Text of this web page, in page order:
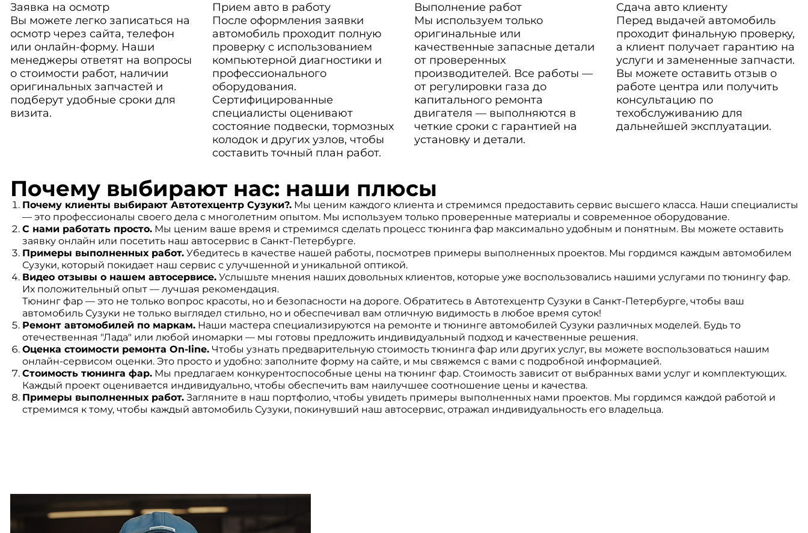
Заявка на осмотр
Вы можете легко записаться на
осмотр через сайта, телефон
или онлайн-форму. Наши
менеджеры ответят на вопросы
о стоимости работ, наличии
оригинальных запчастей и
подберут удобные сроки для
визита.
Прием авто в работу
После оформления заявки
автомобиль проходит полную
проверку с использованием
компьютерной диагностики и
профессионального
оборудования.
Сертифицированные
специалисты оценивают
состояние подвески, тормозных
колодок и других узлов, чтобы
составить точный план работ.
Выполнение работ
Мы используем только
оригинальные или
качественные запасные детали
от проверенных
производителей. Все работы —
от регулировки газа до
капитального ремонта
двигателя — выполняются в
четкие сроки с гарантией на
установку и детали.
Сдача авто клиенту
Перед выдачей автомобиль
проходит финальную проверку,
а клиент получает гарантию на
услуги и замененные запчасти.
Вы можете оставить отзыв о
работе центра или получить
консультацию по
техобслуживанию для
дальнейшей эксплуатации.
Почему выбирают нас: наши плюсы
Почему клиенты выбирают Автотехцентр Сузуки?.Мы ценим каждого клиента и стремимся предоставить сервис высшего класса. Наши специалисты
— это профессионалы своего дела с многолетним опытом. Мы используем только проверенные материалы и современное оборудование.
С нами работать просто.Мы ценим ваше время и стремимся сделать процесс тюнинга фар максимально удобным и понятным. Вы можете оставить
заявку онлайн или посетить наш автосервис в Санкт-Петербурге.
Примеры выполненных работ.Убедитесь в качестве нашей работы, посмотрев примеры выполненных проектов. Мы гордимся каждым автомобилем
Сузуки, который покидает наш сервис с улучшенной и уникальной оптикой.
Видео отзывы о нашем автосервисе.Услышьте мнения наших довольных клиентов, которые уже воспользовались нашими услугами по тюнингу фар.
Их положительный опыт — лучшая рекомендация.
Тюнинг фар — это не только вопрос красоты, но и безопасности на дороге. Обратитесь в Автотехцентр Сузуки в Санкт-Петербурге, чтобы ваш
автомобиль Сузуки не только выглядел стильно, но и обеспечивал вам отличную видимость в любое время суток!
Ремонт автомобилей по маркам.Наши мастера специализируются на ремонте и тюнинге автомобилей Сузуки различных моделей. Будь то
отечественная "Лада" или любой иномарки — мы готовы предложить индивидуальный подход и качественные решения.
Оценка стоимости ремонта On-line.Чтобы узнать предварительную стоимость тюнинга фар или других услуг, вы можете воспользоваться нашим
онлайн-сервисом оценки. Это просто и удобно: заполните форму на сайте, и мы свяжемся с вами с подробной информацией.
Стоимость тюнинга фар.Мы предлагаем конкурентоспособные цены на тюнинг фар. Стоимость зависит от выбранных вами услуг и комплектующих.
Каждый проект оценивается индивидуально, чтобы обеспечить вам наилучшее соотношение цены и качества.
Примеры выполненных работ.Загляните в наш портфолио, чтобы увидеть примеры выполненных нами проектов. Мы гордимся каждой работой и
стремимся к тому, чтобы каждый автомобиль Сузуки, покинувший наш автосервис, отражал индивидуальность его владельца.